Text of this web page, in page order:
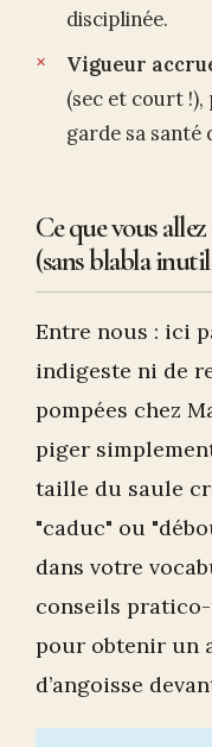
disciplinée.
Vigueur
(sec et court !),
garde sa santé
Ce que vous
(sans blabla
Entre nous : ici
indigeste ni de
pompées chez
piger
taille du saule
"caduc" ou
dans votre
conseils
pour obtenir un
d’angoisse